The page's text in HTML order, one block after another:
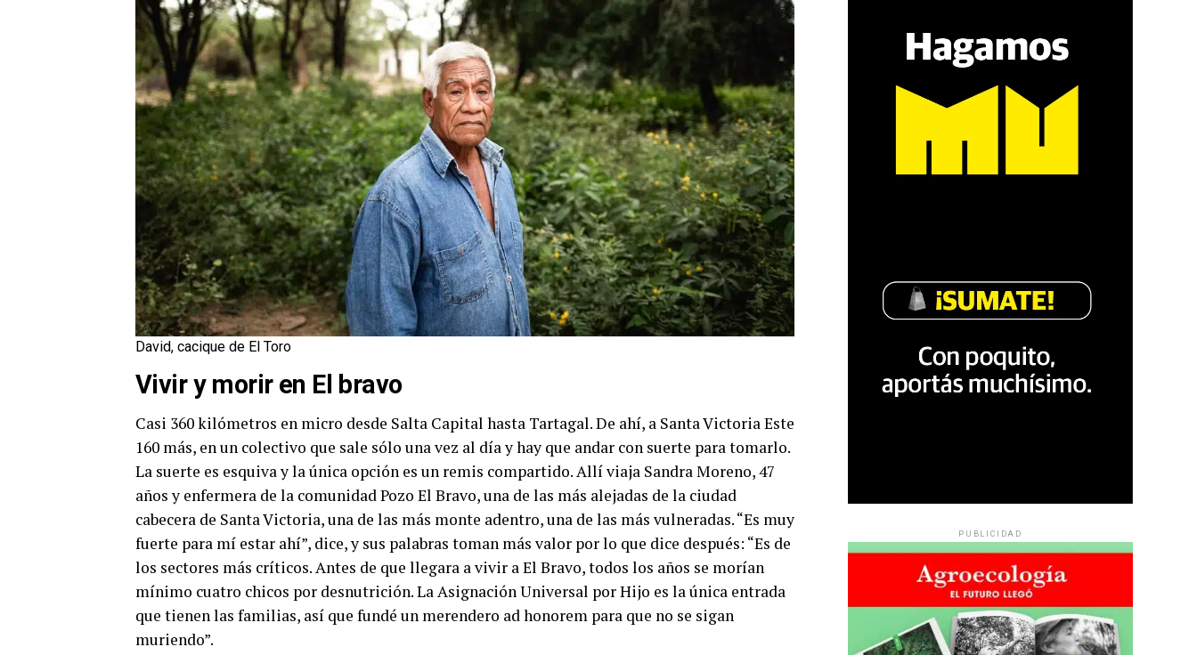
David, cacique de El Toro
Vivir y morir en El bravo
Casi 360 kilómetros en micro desde Salta Capital hasta Tartagal. De ahí, a Santa Victoria Este
160 más, en un colectivo que sale sólo una vez al día y hay que andar con suerte para tomarlo.
La suerte es esquiva y la única opción es un remis compartido. Allí viaja Sandra Moreno, 47
años y enfermera de la comunidad Pozo El Bravo, una de las más alejadas de la ciudad
cabecera de Santa Victoria, una de las más monte adentro, una de las más vulneradas. “Es muy
fuerte para mí estar ahí”, dice, y sus palabras toman más valor por lo que dice después: “Es de
los sectores más críticos. Antes de que llegara a vivir a El Bravo, todos los años se morían
mínimo cuatro chicos por desnutrición. La Asignación Universal por Hijo es la única entrada
que tienen las familias, así que fundé un merendero ad honorem para que no se sigan
muriendo”.
PUBLICIDAD